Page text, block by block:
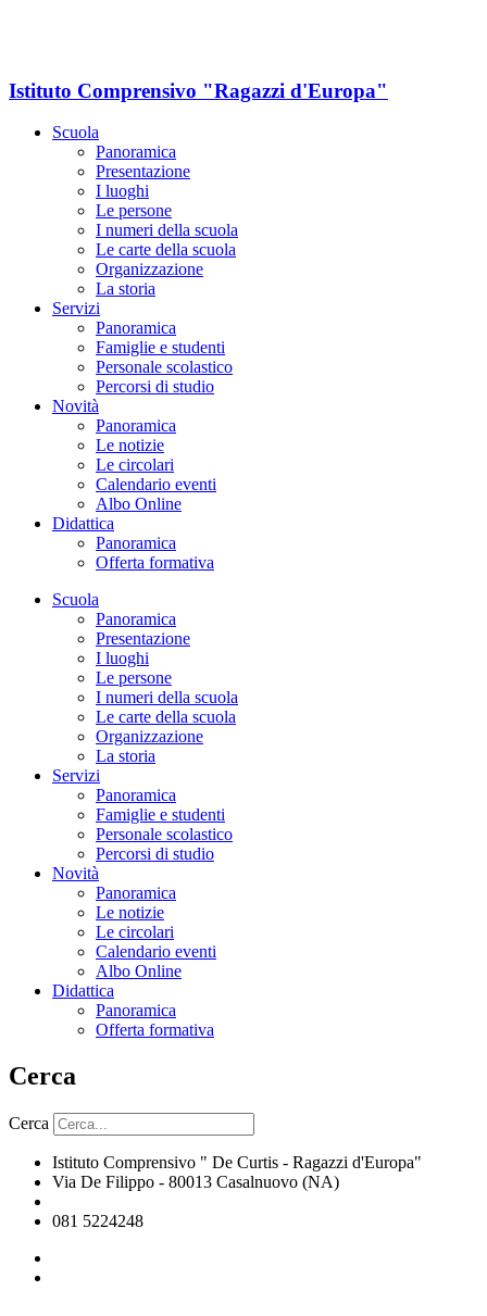
Istituto Comprensivo "Ragazzi d'Europa"
Scuola
Panoramica
Presentazione
I luoghi
Le persone
I numeri della scuola
Le carte della scuola
Organizzazione
La storia
Servizi
Panoramica
Famiglie e studenti
Personale scolastico
Percorsi di studio
Novità
Panoramica
Le notizie
Le circolari
Calendario eventi
Albo Online
Didattica
Panoramica
Offerta formativa
Scuola
Panoramica
Presentazione
I luoghi
Le persone
I numeri della scuola
Le carte della scuola
Organizzazione
La storia
Servizi
Panoramica
Famiglie e studenti
Personale scolastico
Percorsi di studio
Novità
Panoramica
Le notizie
Le circolari
Calendario eventi
Albo Online
Didattica
Panoramica
Offerta formativa
Cerca
Cerca
Istituto Comprensivo " De Curtis - Ragazzi d'Europa"
Via De Filippo - 80013 Casalnuovo (NA)
081 5224248